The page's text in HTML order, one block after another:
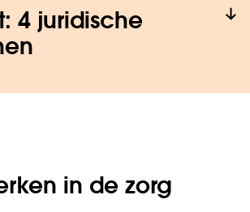
4 juridische
in de zorg